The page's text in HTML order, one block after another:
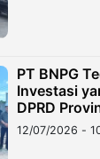
PT BNPG
Investasi
DPRD
12/07/2026 -